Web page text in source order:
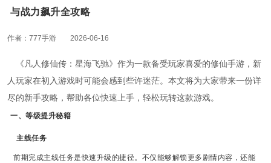
与战力飙升全攻略
作者：777手游 2026-06-16
《凡人修仙传：星海飞驰》作为一款备受玩家喜爱的修仙手游，新
人玩家在初入游戏时可能会感到些许迷茫。本文将为大家带来一份详
尽的新手攻略，帮助各位快速上手，轻松玩转这款游戏。
一、等级提升秘籍
主线任务
前期完成主线任务是快速升级的捷径。不仅能够解锁更多剧情内容，还能